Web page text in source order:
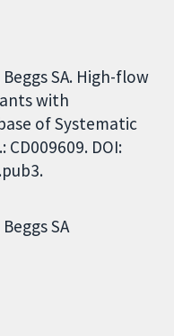
SA. High-flow
with
of Systematic
CD009609. DOI:
Beggs SA